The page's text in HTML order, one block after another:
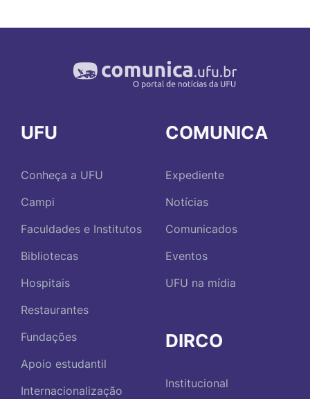
UFU
Conheça a UFU
Campi
Faculdades e Institutos
Bibliotecas
Hospitais
Restaurantes
Fundações
Apoio estudantil
Internacionalização
COMUNICA
Expediente
Notícias
Comunicados
Eventos
UFU na mídia
DIRCO
Institucional